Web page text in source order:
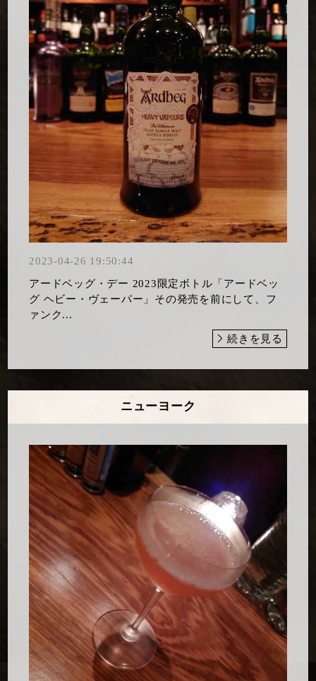
2023-04-26 19:50:44
アードベッグ・デー 2023限定ボトル「アードベッ
グ ヘビー・ヴェーパー」その発売を前にして、フ
ァンク...
続きを見る
ニューヨーク